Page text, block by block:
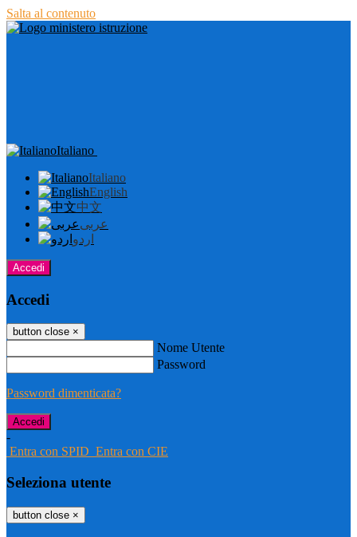
Salta al contenuto
Italiano
Italiano
English
中文
عربى
اردو
Accedi
Accedi
button close ×
Nome Utente
Password
Password dimenticata?
-
Entra con SPID Entra con CIE
Seleziona utente
button close ×